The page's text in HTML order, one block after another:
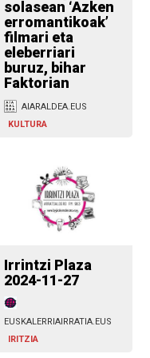
solasean ‘Azken
erromantikoak’
filmari eta
eleberriari
buruz, bihar
Faktorian
AIARALDEA.EUS
KULTURA
Irrintzi Plaza
2024-11-27
EUSKALERRIAIRRATIA.EUS
IRITZIA